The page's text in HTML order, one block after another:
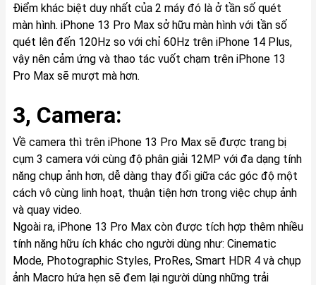
Điểm khác biệt duy nhất của 2 máy đó là ở tần số quét
màn hình. iPhone 13 Pro Max sở hữu màn hình với tần số
quét lên đến 120Hz so với chỉ 60Hz trên iPhone 14 Plus,
vậy nên cảm ứng và thao tác vuốt chạm trên iPhone 13
Pro Max sẽ mượt mà hơn.
3, Camera:
Về camera thì trên iPhone 13 Pro Max sẽ được trang bị
cụm 3 camera với cùng độ phân giải 12MP với đa dạng tính
năng chụp ảnh hơn, dễ dàng thay đổi giữa các góc độ một
cách vô cùng linh hoạt, thuận tiện hơn trong việc chụp ảnh
và quay video.
Ngoài ra, iPhone 13 Pro Max còn được tích hợp thêm nhiều
tính năng hữu ích khác cho người dùng như: Cinematic
Mode, Photographic Styles, ProRes, Smart HDR 4 và chụp
ảnh Macro hứa hẹn sẽ đem lại người dùng những trải